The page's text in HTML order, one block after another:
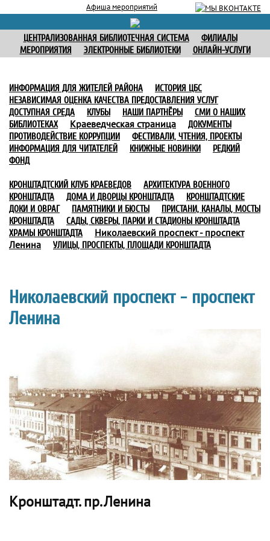
Афиша мероприятий
ЦЕНТРАЛИЗОВАННАЯ БИБЛИОТЕЧНАЯ СИСТЕМА
ФИЛИАЛЫ
МЕРОПРИЯТИЯ
ЭЛЕКТРОННЫЕ БИБЛИОТЕКИ ОНЛАЙН-УСЛУГИ
ИНФОРМАЦИЯ ДЛЯ ЖИТЕЛЕЙ РАЙОНА
ИСТОРИЯ ЦБС
НЕЗАВИСИМАЯ ОЦЕНКА КАЧЕСТВА ПРЕДОСТАВЛЕНИЯ УСЛУГ
ДОСТУПНАЯ СРЕДА
КЛУБЫ НАШИ ПАРТНЁРЫ
СМИ О НАШИХ
БИБЛИОТЕКАХ
Краеведческая страница
ДОКУМЕНТЫ
ПРОТИВОДЕЙСТВИЕ КОРРУПЦИИ
ФЕСТИВАЛИ, ЧТЕНИЯ, ПРОЕКТЫ
ИНФОРМАЦИЯ ДЛЯ ЧИТАТЕЛЕЙ
КНИЖНЫЕ НОВИНКИ
РЕДКИЙ
ФОНД
КРОНШТАДТСКИЙ КЛУБ КРАЕВЕДОВ
АРХИТЕКТУРА ВОЕННОГО
КРОНШТАДТА
ДОМА И ДВОРЦЫ КРОНШТАДТА
КРОНШТАДТСКИЕ
ДОКИ И ОВРАГ
ПАМЯТНИКИ И БЮСТЫ
ПРИСТАНИ, КАНАЛЫ, МОСТЫ
КРОНШТАДТА
САДЫ, СКВЕРЫ, ПАРКИ И СТАДИОНЫ КРОНШТАДТА
ХРАМЫ КРОНШТАДТА
Николаевский проспект - проспект
Ленина
УЛИЦЫ, ПРОСПЕКТЫ, ПЛОЩАДИ КРОНШТАДТА
Николаевский проспект - проспект
Ленина
Кронштадт. пр.Ленина